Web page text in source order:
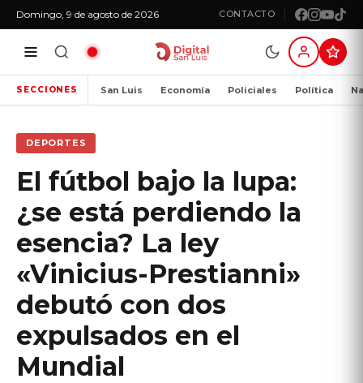
Domingo, 9 de agosto de 2026 CONTACTO
SECCIONES San Luis Economía Policiales Política
DEPORTES
El fútbol bajo la lupa:
¿se está perdiendo la
esencia? La ley
«Vinicius-Prestianni»
debutó con dos
expulsados en el
Mundial